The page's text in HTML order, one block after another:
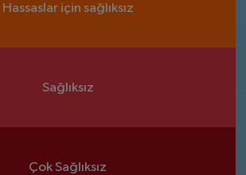
Hassaslar için sağlıksız
Sağlıksız
Çok Sağlıksız